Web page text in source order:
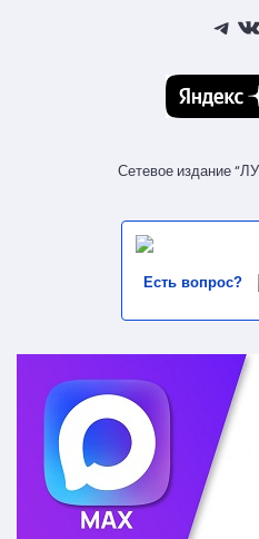
Сетевое издание
Есть вопрос?